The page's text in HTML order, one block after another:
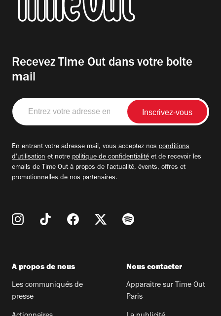
Recevez Time Out dans votre boite
mail
Entrez
votre
adresse
En entrant votre adresse mail, vous acceptez nos conditions
d'utilisation et notre politique de confidentialité et de recevoir les
emails de Time Out à propos de l'actualité, évents, offres et
promotionnelles de nos partenaires.
A propos de nous
Les communiqués de
presse
Nous contacter
Apparaitre sur Time Out
Paris